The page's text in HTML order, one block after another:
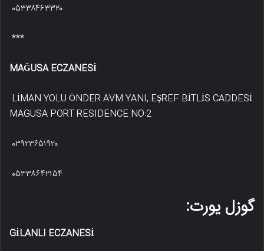
۰۵۳۳۸۴۶۳۳۲۰
***
MAĞUSA ECZANESİ
LİMAN YOLU ÖNDER AVM YANI, EŞREF BİTLİS CADDESİ.
MAGUSA PORT RESIDENCE NO:2
۰۳۹۲۳۶۵۱۹۲۰
۰۵۳۳۸۶۴۲۱۵۴
گوزل یورت:
GİLANLI ECZANESİ